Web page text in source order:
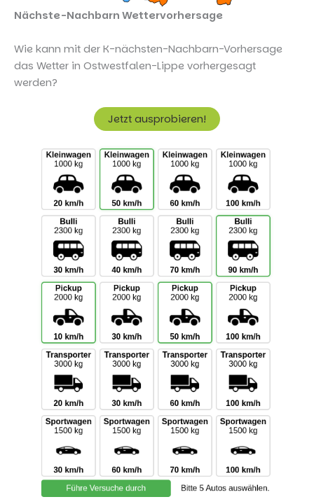
Nächste-Nachbarn Wettervorhersage
Wie kann mit der K-nächsten-Nachbarn-Vorhersage
das Wetter in Ostwestfalen-Lippe vorhergesagt
werden?
Jetzt ausprobieren!